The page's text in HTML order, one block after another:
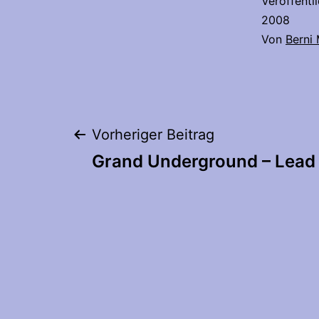
2008
Von Berni
Vorheriger Beitrag
Grand Underground –